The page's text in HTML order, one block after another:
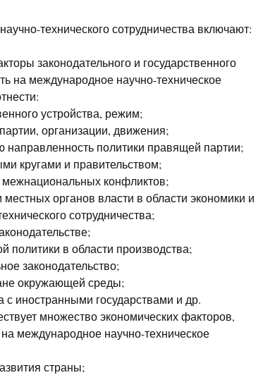
технического сотрудничества включают:
законодательного и государственного
на международное научно-техническое
устройства, режим;
организации, движения;
направленность политики правящей партии;
кругами и правительством;
конфликтов;
местных органов власти в области экономики и
сотрудничества;
политики в области производства;
законодательство;
окружающей среды;
с иностранными государствами и др.
множество экономических факторов,
международное научно-техническое
страны;